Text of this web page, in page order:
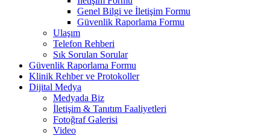
Genel Bilgi ve İletişim Formu
Güvenlik Raporlama Formu
Ulaşım
Telefon Rehberi
Sık Sorulan Sorular
Güvenlik Raporlama Formu
Klinik Rehber ve Protokoller
Dijital Medya
Medyada Biz
İletişim & Tanıtım Faaliyetleri
Fotoğraf Galerisi
Video